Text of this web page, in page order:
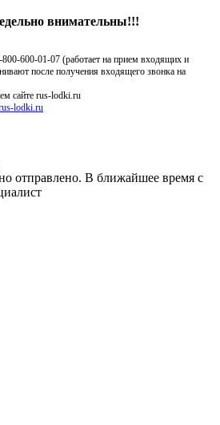
внимательны!!!
600-01-07 (работает на прием входящих и
после получения входящего звонка на
сайте rus-lodki.ru
lodki.ru
отправлено. В ближайшее время с